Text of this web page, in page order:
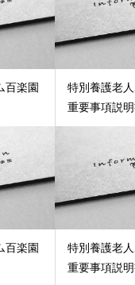
百楽園
特別養護老
重要事項説
百楽園
特別養護老
重要事項説